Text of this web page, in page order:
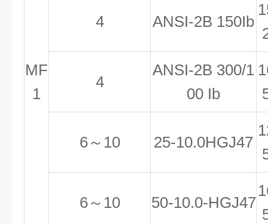
MF
1
4 ANSI-2B 150Ib
4
ANSI-2B 300/1
00 Ib
6～10 25-10.0HGJ47
6～10 50-10.0-HGJ47